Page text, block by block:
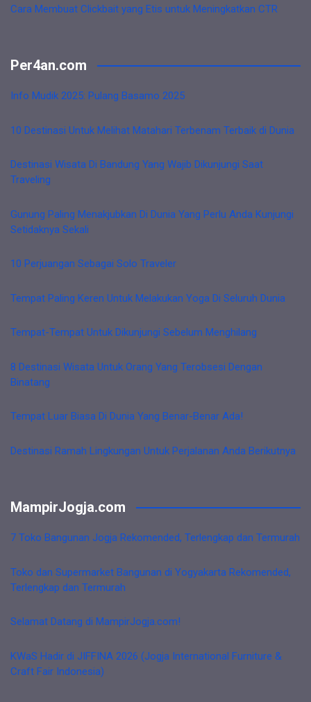
Cara Membuat Clickbait yang Etis untuk Meningkatkan CTR
Per4an.com
Info Mudik 2025: Pulang Basamo 2025
10 Destinasi Untuk Melihat Matahari Terbenam Terbaik di Dunia
Destinasi Wisata Di Bandung Yang Wajib Dikunjungi Saat
Traveling
Gunung Paling Menakjubkan Di Dunia Yang Perlu Anda Kunjungi
Setidaknya Sekali
10 Perjuangan Sebagai Solo Traveler
Tempat Paling Keren Untuk Melakukan Yoga Di Seluruh Dunia
Tempat-Tempat Untuk Dikunjungi Sebelum Menghilang
8 Destinasi Wisata Untuk Orang Yang Terobsesi Dengan
Binatang
Tempat Luar Biasa Di Dunia Yang Benar-Benar Ada!
Destinasi Ramah Lingkungan Untuk Perjalanan Anda Berikutnya
MampirJogja.com
7 Toko Bangunan Jogja Rekomended, Terlengkap dan Termurah
Toko dan Supermarket Bangunan di Yogyakarta Rekomended,
Terlengkap dan Termurah
Selamat Datang di MampirJogja.com!
KWaS Hadir di JIFFINA 2026 (Jogja International Furniture &
Craft Fair Indonesia)